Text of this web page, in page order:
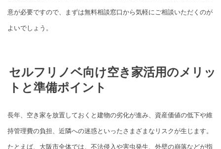
意が必要ですので、まずは無料相談窓口から気軽にご相談いただくのが
よいでしょう。
セルフリノベ向け空き家活用のメリッ
トと準備ポイント
長年、空き家を放置しておくと建物の劣化が進み、資産価値の低下や維
持管理費の負担、近隣への迷惑といったさまざまなリスクが生じます。
たとえば、大阪市全体では、不法侵入や害虫発生、外壁の崩落などが指